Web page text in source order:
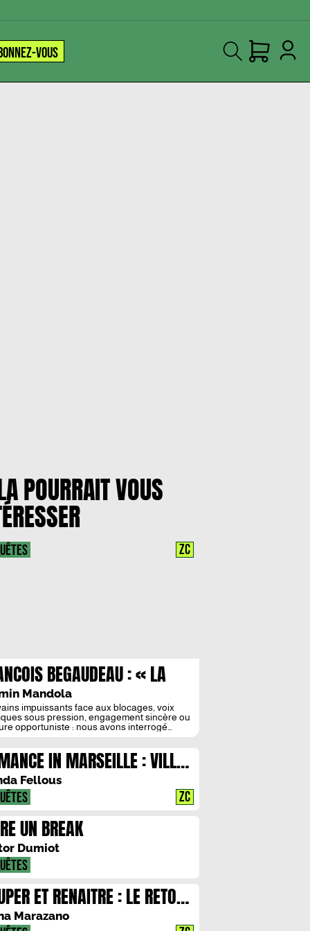
VOUS
POURRAIT VOUS
BEGAUDEAU : « LA
N’A PAS VOCATION
LE PAYS »
Mandola
impuissants face aux blocages, voix
sous pression, engagement sincère ou
opportuniste : nous avons interrogé
n’incombe pas à la « caste
mais à toutes celles et ceux dont la voix
dans l’espace public. La […]
ZC
IN MARSEILLE : VILLE-
CORPS-RUINES
Fellous
ZC
UN BREAK
Dumiot
ET RENAITRE : LE RETOUR
PAR DAPHNE
Marazano